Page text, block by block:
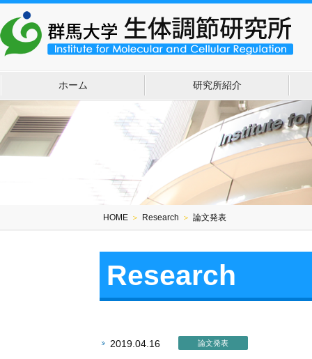
ホーム 研究所紹介
HOME ＞ Research ＞ 論文発表
Research
2019.04.16 論文発表